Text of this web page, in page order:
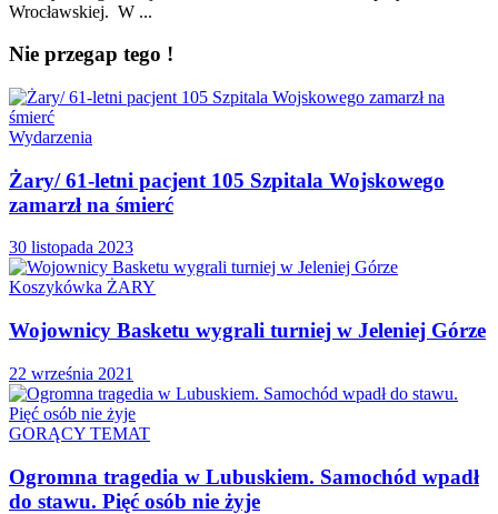
Wrocławskiej. W ...
Nie przegap tego !
Wydarzenia
Żary/ 61-letni pacjent 105 Szpitala Wojskowego
zamarzł na śmierć
30 listopada 2023
Koszykówka ŻARY
Wojownicy Basketu wygrali turniej w Jeleniej Górze
22 września 2021
GORĄCY TEMAT
Ogromna tragedia w Lubuskiem. Samochód wpadł
do stawu. Pięć osób nie żyje